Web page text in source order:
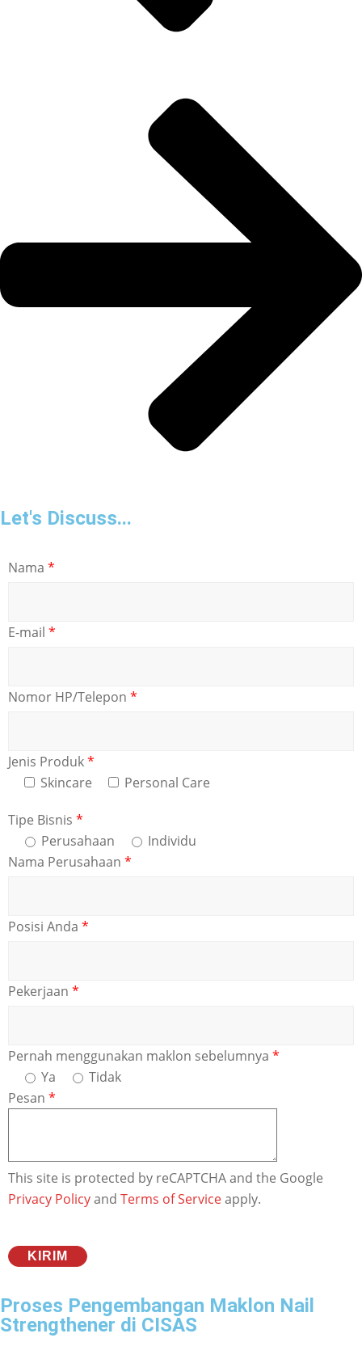
Let's Discuss...
Nama *
E-mail *
Nomor HP/Telepon *
Jenis Produk*
Skincare
Personal Care
Tipe Bisnis *
Perusahaan
Individu
Nama Perusahaan *
Posisi Anda *
Pekerjaan *
Pernah menggunakan maklon sebelumnya *
Ya
Tidak
Pesan *
This site is protected by reCAPTCHA and the Google
Privacy Policyand Terms of Serviceapply.
Proses Pengembangan Maklon Nail
Strengthener di CISAS